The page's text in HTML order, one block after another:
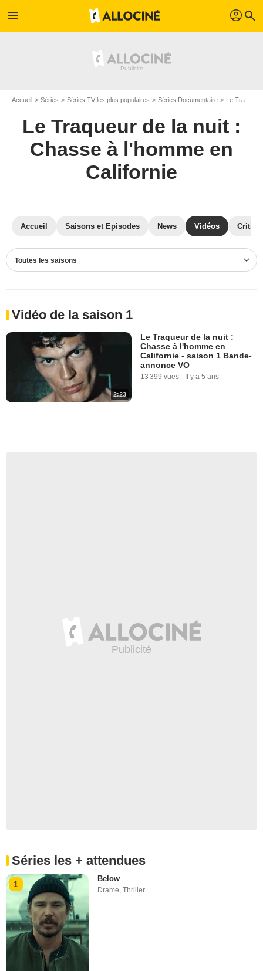
menu profil search
Accueil Séries Séries TV les plus populaires Séries Documentaire Le Traqueur de la nuit : Chasse à l'homme en Californie
Le Traqueur de la nuit :
Chasse à l'homme en
Californie
Accueil Saisons et Episodes News Vidéos
Toutes les saisons
Vidéo de la saison 1
2:23
Le Traqueur de la nuit :
Chasse à l'homme en
Californie - saison 1 Bande-
annonce VO
13 399 vues - Il y a 5 ans
Séries les + attendues
1
Below
Drame,Thriller